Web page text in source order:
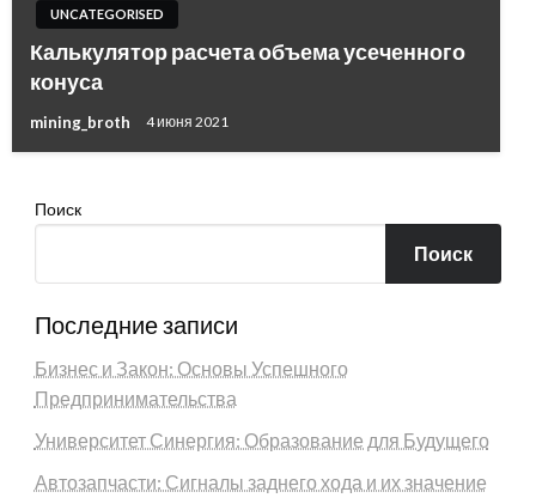
UNCATEGORISED
Калькулятор расчета объема усеченного
конуса
mining_broth 4 июня 2021
Поиск
Поиск
Последние записи
Бизнес и Закон: Основы Успешного
Предпринимательства
Университет Синергия: Образование для Будущего
Автозапчасти: Сигналы заднего хода и их значение